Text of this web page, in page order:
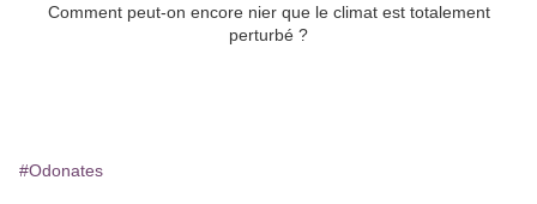
Comment peut-on encore nier que le climat est totalement
perturbé ?
#Odonates